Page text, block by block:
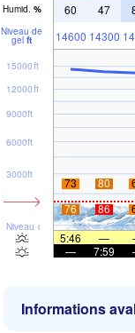
Humid. % 60 47
Niveau de
gel ft 14600 14300
Niveau de la mer
3000ft
6000ft
9000ft
12000ft
15000ft
73 80
76
86
5:46
—
—
7:59
Informations